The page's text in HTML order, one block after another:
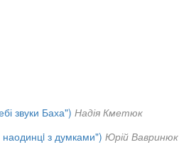
звуки Баха") Надія Кметюк
з думками") Юрій Вавринюк